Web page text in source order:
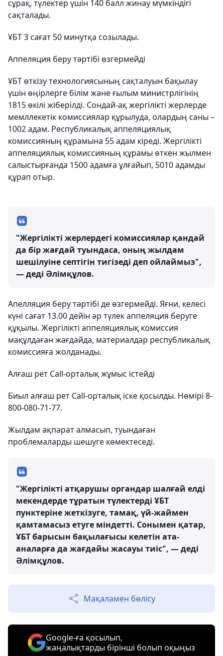
сұрақ, түлектер үшін 140 балл жинау мүмкіндігі
сақталады.
ҰБТ 3 сағат 50 минутқа созылады.
Аппеляция беру тәртібі өзгермейді
ҰБТ өткізу технологиясының сақталуын бақылау
үшін өңірлерге білім және ғылым министрлігінің
1815 өкілі жіберілді. Сондай-ақ жергілікті жерлерде
мемллекетік комиссиялар құрылуда, олардың саны –
1002 адам. Республикалық аппеляциялық
комиссияның құрамына 55 адам кіреді. Жергілікті
аппеляциялық комиссияның құрамы өткен жылмен
салыстырғанда 1500 адамға ұлғайып, 5010 адамды
құрап отыр.
"Жергілікті жерлердегі комиссиялар қандай
да бір жағдай туындаса, оның жылдам
шешілуіне септігін тигізеді деп ойлаймыз",
— деді Әлімқұлов.
Апелляция беру тәртібі де өзгермейді. Яғни, келесі
күні сағат 13.00 дейін әр түлек аппеляция беруге
құқылы. Жергілікті аппеляциялық комиссия
мақұлдаған жағдайда, материалдар республикалық
комиссияға жолданады.
Алғаш рет Call-орталық жұмыс істейді
Биыл алғаш рет Call-орталық іске қосылды. Нөмірі 8-
800-080-71-77.
Жылдам ақпарат алмасып, туындаған
проблемаларды шешуге көмектеседі.
"Жергілікті атқарушы органдар шалғай елді
мекендерде тұратын түлектерді ҰБТ
пунктеріне жеткізуге, тамақ, үй-жаймен
қамтамасыз етуге міндетті. Сонымен қатар,
ҰБТ барысын бақылағысы келетін ата-
аналарға да жағдайы жасауы тиіс", — деді
Әлімқұлов.
Мақаламен бөлісу
Google-ға қосылып,
жаңалықтарды бірінші болып оқыңыз